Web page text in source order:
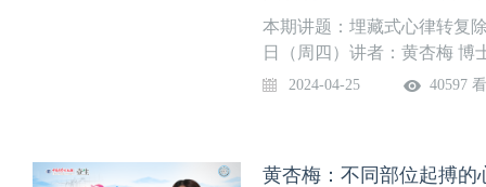
本期讲题：埋藏式心律转复
日（周四）讲者：黄杏梅 博
2024-04-25 40597
黄杏梅：不同部位起搏的